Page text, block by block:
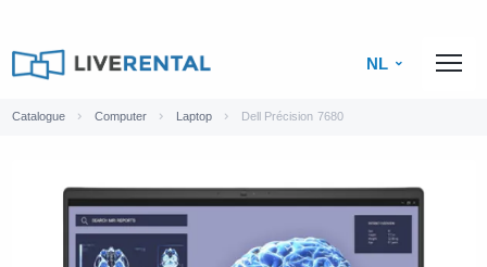
NL
Catalogue Computer Laptop Dell Précision 7680